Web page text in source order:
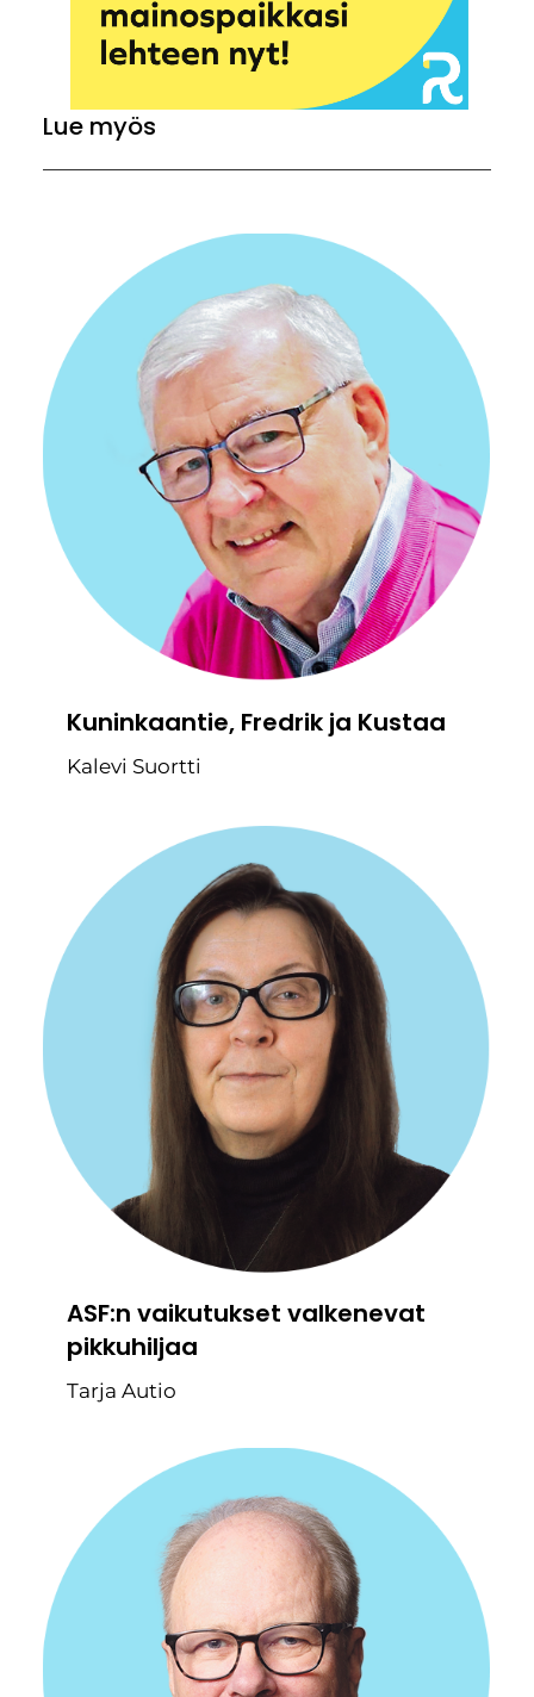
Lue myös
Kuninkaantie, Fredrik ja Kustaa
Kalevi Suortti
ASF:n vaikutukset valkenevat
pikkuhiljaa
Tarja Autio